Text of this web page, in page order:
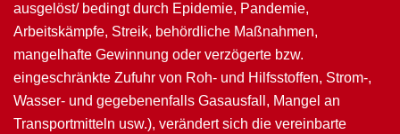
ausgelöst/ bedingt durch Epidemie, Pandemie,
Arbeitskämpfe, Streik, behördliche Maßnahmen,
mangelhafte Gewinnung oder verzögerte bzw.
eingeschränkte Zufuhr von Roh- und Hilfsstoffen, Strom-,
Wasser- und gegebenenfalls Gasausfall, Mangel an
Transportmitteln usw.), verändert sich die vereinbarte